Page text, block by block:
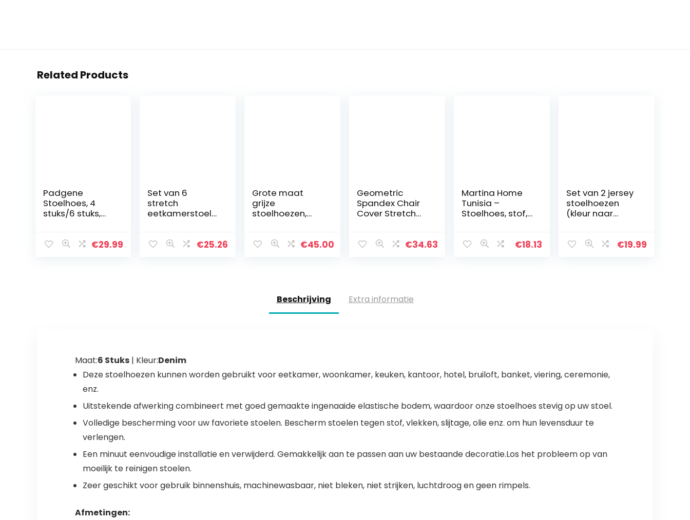
Related Products
Padgene
Stoelhoes, 4
stuks/6 stuks,
wasbaar,
€29.99
Set van 6
stretch
eetkamerstoelh
elastische €25.26
Grote maat
grijze
stoelhoezen,
n Slipcovers
rs voor…
€45.00
Geometric
Spandex Chair
Cover Stretch
Seat Covers For
€34.63
Martina Home
Tunisia –
Stoelhoes, stof,
oranje, 24 x 30 x
€18.13
Set van 2 jersey
stoelhoezen
(kleur naar
stretch hoes van
€19.99
Beschrijving Extra informatie
Maat:6 Stuks| Kleur:Denim
Deze stoelhoezen kunnen worden gebruikt voor eetkamer, woonkamer, keuken, kantoor, hotel, bruiloft, banket, viering, ceremonie,
enz.
Uitstekende afwerking combineert met goed gemaakte ingenaaide elastische bodem, waardoor onze stoelhoes stevig op uw stoel.
Volledige bescherming voor uw favoriete stoelen. Bescherm stoelen tegen stof, vlekken, slijtage, olie enz. om hun levensduur te
verlengen.
Een minuut eenvoudige installatie en verwijderd. Gemakkelijk aan te passen aan uw bestaande decoratie.Los het probleem op van
moeilijk te reinigen stoelen.
Zeer geschikt voor gebruik binnenshuis, machinewasbaar, niet bleken, niet strijken, luchtdroog en geen rimpels.
Afmetingen: